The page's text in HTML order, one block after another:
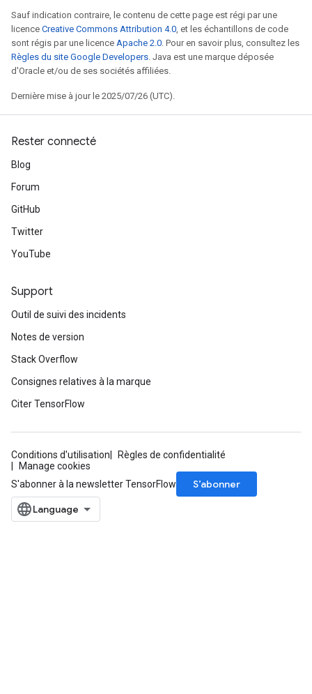
Sauf indication contraire, le contenu de cette page est régi par une
licence Creative Commons Attribution 4.0, et les échantillons de code
sont régis par une licence Apache 2.0. Pour en savoir plus, consultez les
Règles du site Google Developers. Java est une marque déposée
d'Oracle et/ou de ses sociétés affiliées.
Dernière mise à jour le 2025/07/26 (UTC).
Rester connecté
Blog
Forum
GitHub
Twitter
YouTube
Support
Outil de suivi des incidents
Notes de version
Stack Overflow
Consignes relatives à la marque
Citer TensorFlow
Conditions d'utilisation
Règles de confidentialité
Manage cookies
S'abonner à la newsletter TensorFlow
S’abonner